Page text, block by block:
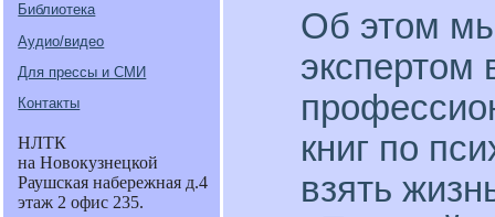
Библиотека
Аудио/видео
Для прессы и СМИ
Контакты
НЛТК
на Новокузнецкой
Раушская набережная д.4
этаж 2 офис 235.
Об этом
экспертом
книг по
взять